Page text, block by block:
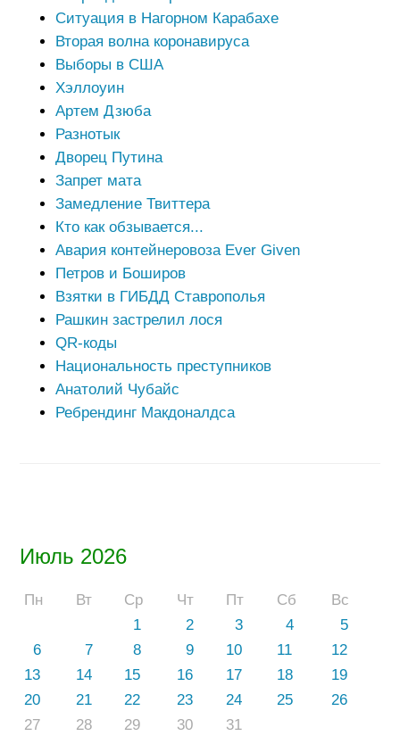
Июль 2026
Пн Вт Ср Чт Пт Сб
Вс
1
2 3 4
5
6
7 8 9 10 11
12
13
14 15 16 17 18
19
20
21 22 23 24 25
26
27
28 29 30 31
Ситуация в Нагорном Карабахе
Вторая волна коронавируса
Выборы в США
Хэллоуин
Артем Дзюба
Разнотык
Дворец Путина
Запрет мата
Замедление Твиттера
Кто как обзывается...
Авария контейнеровоза Ever Given
Петров и Боширов
Взятки в ГИБДД Ставрополья
Рашкин застрелил лося
QR-коды
Национальность преступников
Анатолий Чубайс
Ребрендинг Макдоналдса